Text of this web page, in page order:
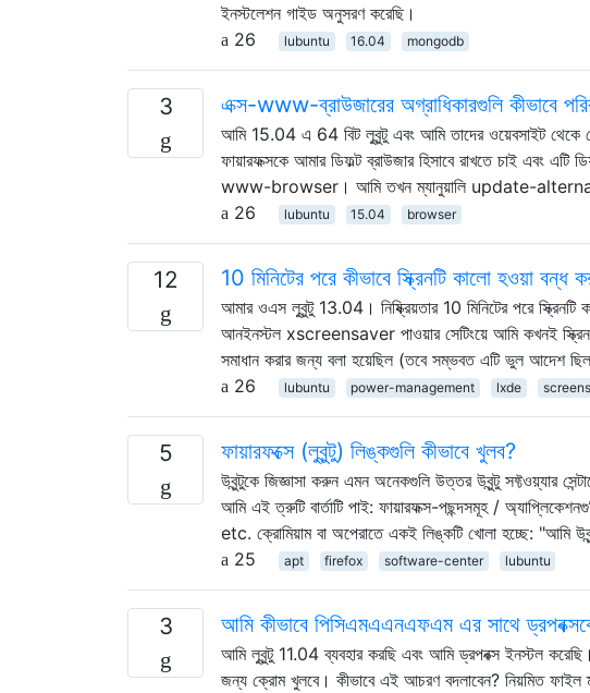
ইনস্টলেশন গাইড অনুসরণ করেছি।
26
lubuntu 16.04 mongodb
3 এক্স-www-ব্রাউজারের অগ্রাধিকারগুলি কীভাবে
আমি 15.04 এ 64 বিট লুবুন্টু এবং আমি তাদের ওয়েবসাইট থেকে
ফায়ারফক্সকে আমার ডিফল্ট ব্রাউজার হিসাবে রাখতে চাই এবং এটি
www-browser। আমি তখন ম্যানুয়ালি update-
26
lubuntu 15.04 browser
12 10 মিনিটের পরে কীভাবে স্ক্রিনটি কালো হওয়া বন্ধ
আমার ওএস লুবুন্টু 13.04। নিষ্ক্রিয়তার 10 মিনিটের পরে
আনইনস্টল xscreensaver পাওয়ার সেটিংয়ে আমি কখনই স্ক্রিন
সমাধান করার জন্য বলা হয়েছিল (তবে সম্ভবত এটি ভুল আদেশ
26
lubuntu power-management lxde
5 ফায়ারফক্সে (লুবুন্টু) লিঙ্কগুলি কীভাবে খুলব?
উবুন্টুকে জিজ্ঞাসা করুন এমন অনেকগুলি উত্তর উবুন্টু সফ্টওয়্যার
আমি এই ত্রুটি বার্তাটি পাই: ফায়ারফক্স-পছন্দসমূহ /
etc. ক্রোমিয়াম বা অপেরাতে একই লিঙ্কটি খোলা হচ্ছে: "আমি
25
apt firefox software-center lubuntu
3 আমি কীভাবে পিসিএমএএনএফএম এর সাথে
আমি লুবুন্টু 11.04 ব্যবহার করছি এবং আমি ড্রপবক্স ইনস্টল
জন্য ক্রোম খুলবে। কীভাবে এই আচরণ বদলাবেন? নিয়মিত ফাইল